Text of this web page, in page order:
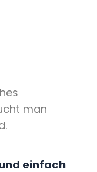
man
einfach